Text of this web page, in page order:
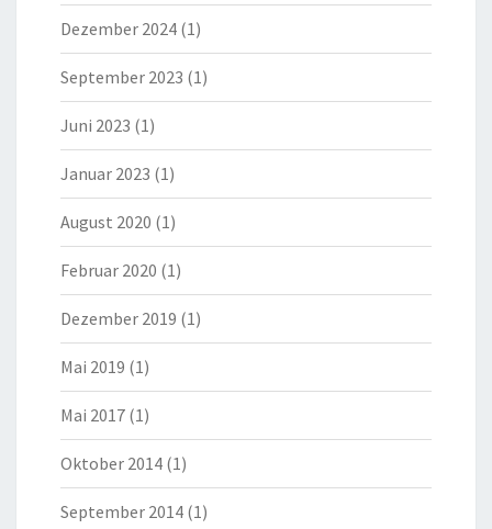
Dezember 2024 (1)
September 2023 (1)
Juni 2023 (1)
Januar 2023 (1)
August 2020 (1)
Februar 2020 (1)
Dezember 2019 (1)
Mai 2019 (1)
Mai 2017 (1)
Oktober 2014 (1)
September 2014 (1)